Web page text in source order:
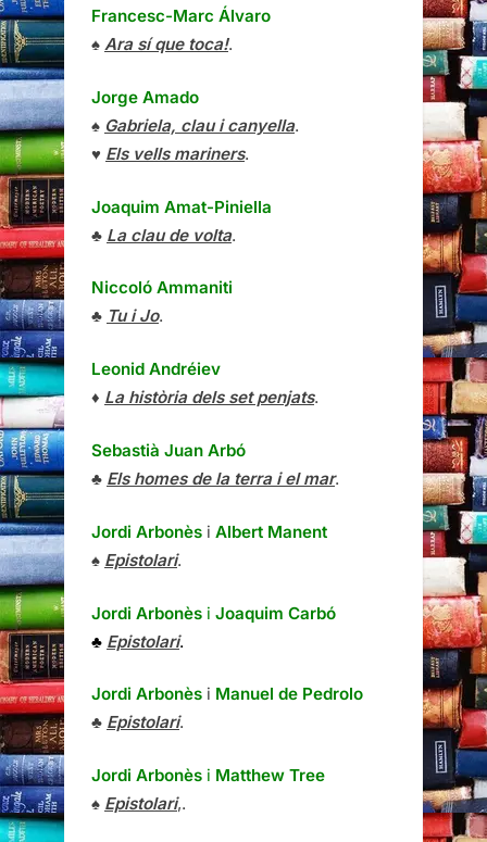
Francesc-Marc Álvaro
♠ Ara sí que toca!.
Jorge Amado
♠ Gabriela, clau i canyella.
♥ Els vells mariners.
Joaquim Amat-Piniella
♣ La clau de volta.
Niccoló Ammaniti
♣ Tu i Jo.
Leonid Andréiev
♦ La història dels set penjats.
Sebastià Juan Arbó
♣ Els homes de la terra i el mar.
Jordi Arbonès i Albert Manent
♠ Epistolari.
Jordi Arbonès i Joaquim Carbó
♣ Epistolari.
Jordi Arbonès i Manuel de Pedrolo
♣ Epistolari.
Jordi Arbonès i Matthew Tree
♠ Epistolari,.